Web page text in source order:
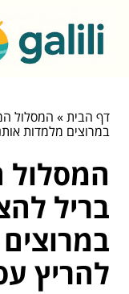
דף הבית» המסלול
במרוצים מלמדות
המסלול
בריל
להריץ